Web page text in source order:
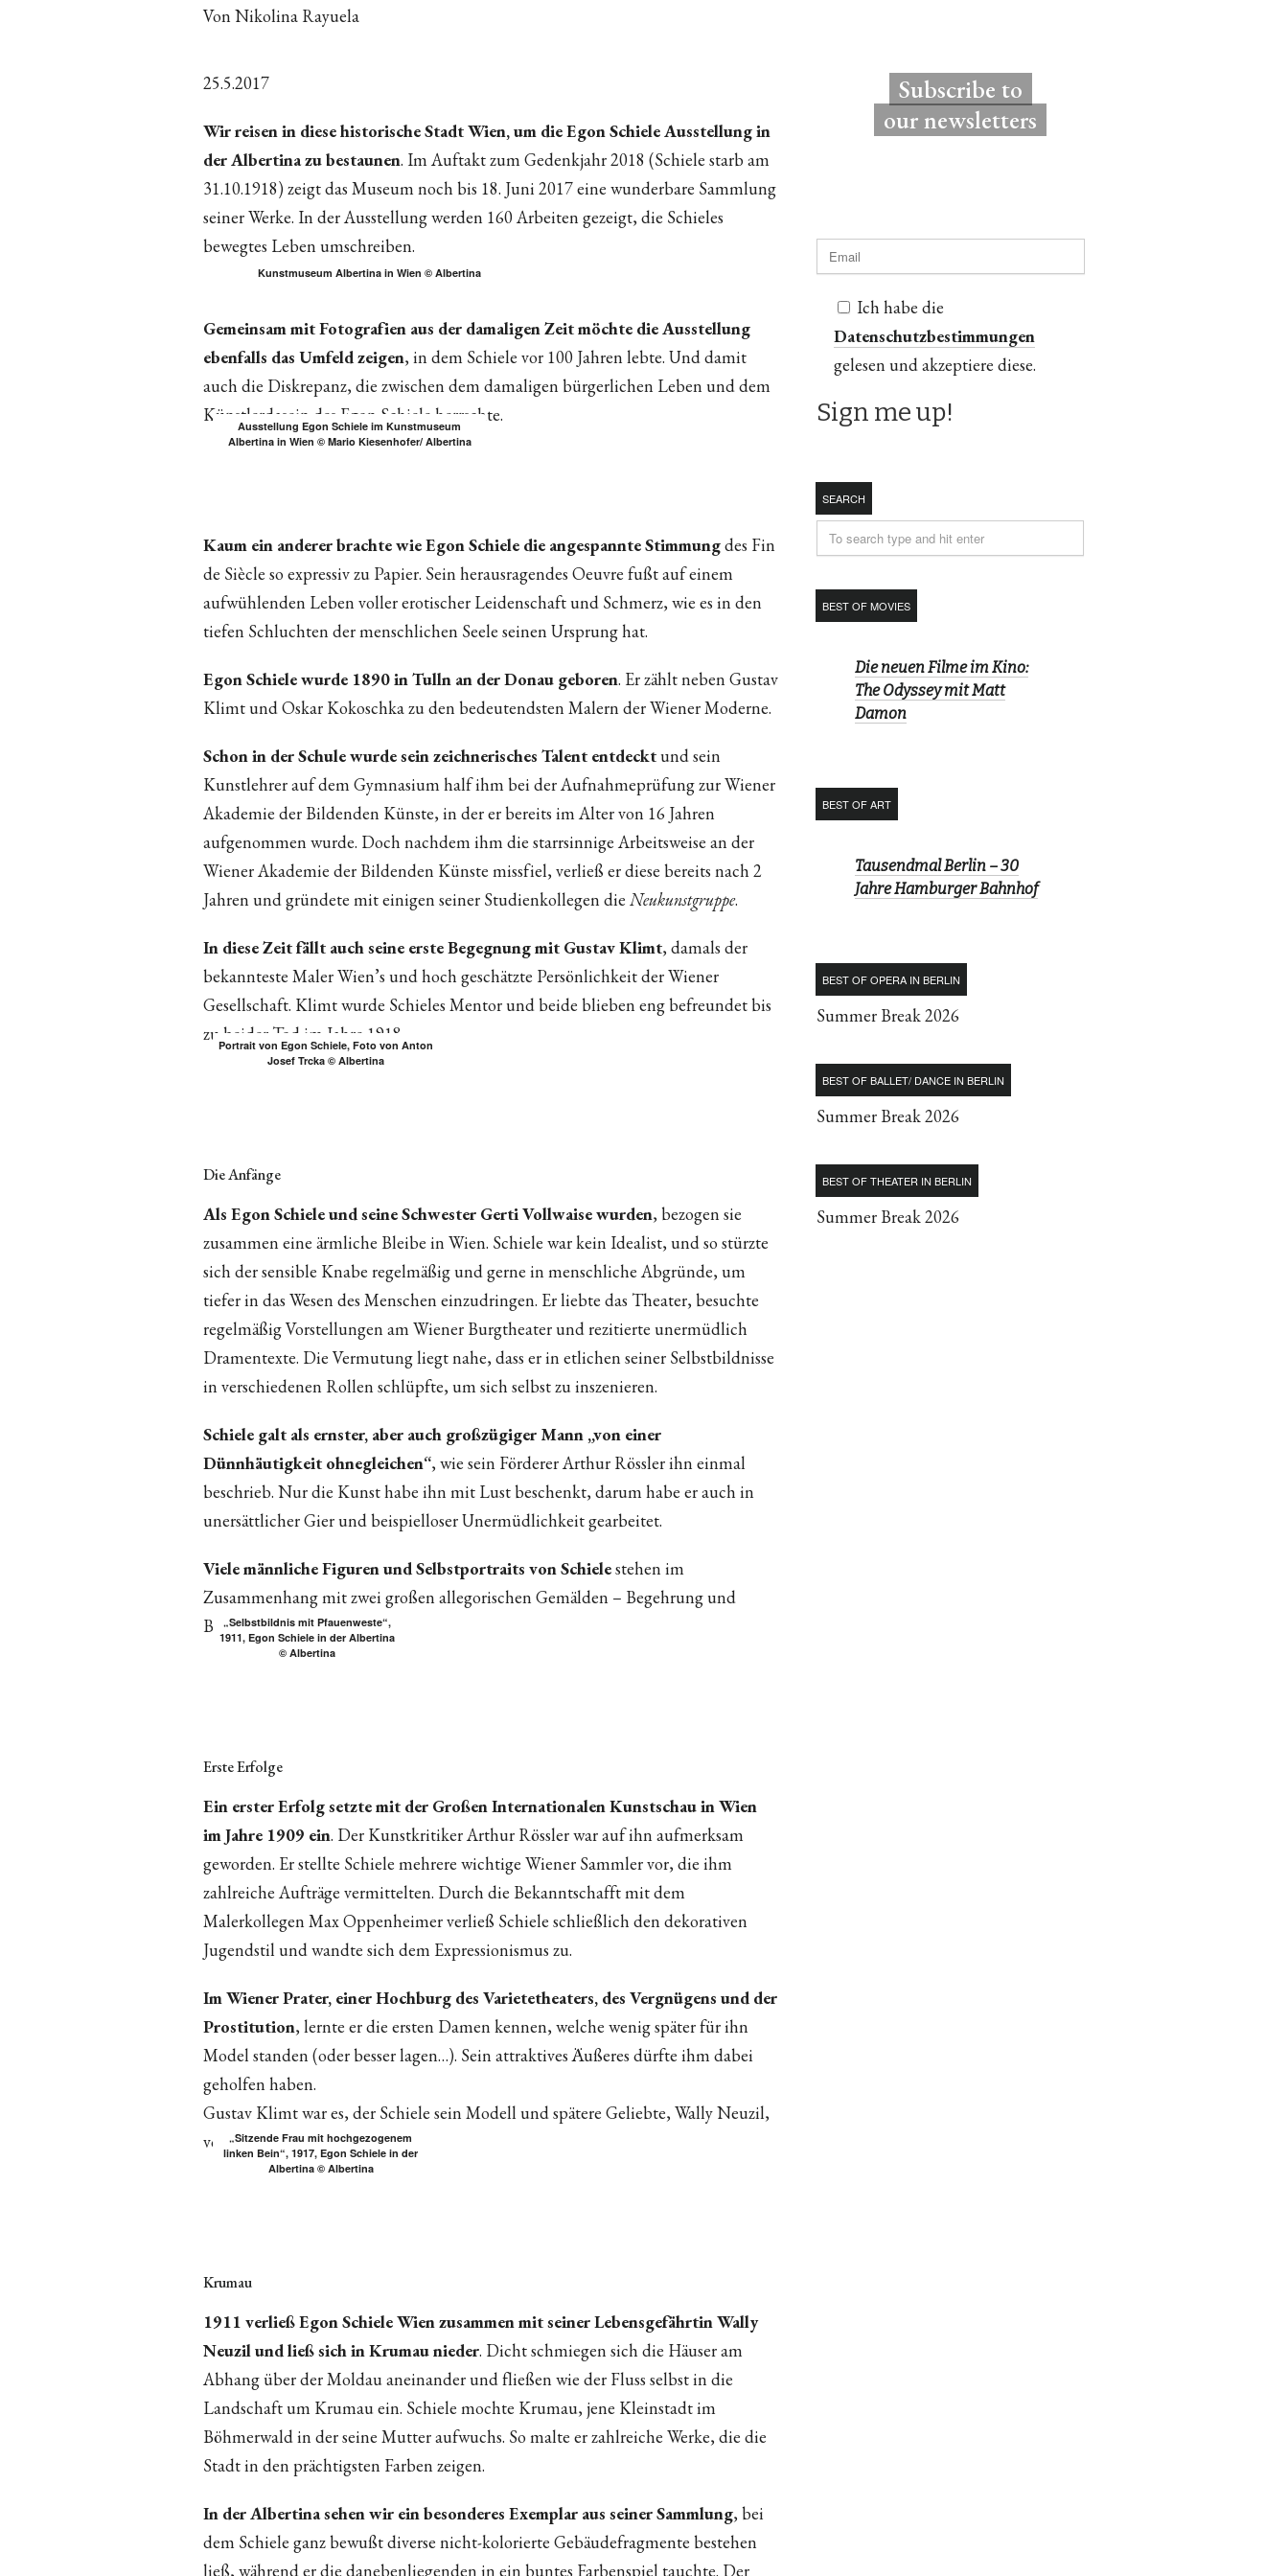
Von Nikolina Rayuela
25.5.2017
Wir reisen in diese historische Stadt Wien, um die Egon Schiele Ausstellung in
der Albertina zu bestaunen. Im Auftakt zum Gedenkjahr 2018 (Schiele starb am
31.10.1918) zeigt das Museum noch bis 18. Juni 2017 eine wunderbare Sammlung
seiner Werke. In der Ausstellung werden 160 Arbeiten gezeigt, die Schieles
bewegtes Leben umschreiben.
Kunstmuseum Albertina in Wien © Albertina
Gemeinsam mit Fotografien aus der damaligen Zeit möchte die Ausstellung
ebenfalls das Umfeld zeigen, in dem Schiele vor 100 Jahren lebte. Und damit
auch die Diskrepanz, die zwischen dem damaligen bürgerlichen Leben und dem
Künstlerdasein des Egon Schiele herrschte.
Ausstellung Egon Schiele im Kunstmuseum
Albertina in Wien © Mario Kiesenhofer/ Albertina
Kaum ein anderer brachte wie Egon Schiele die angespannte Stimmungdes Fin
de Siècle so expressiv zu Papier. Sein herausragendes Oeuvre fußt auf einem
aufwühlenden Leben voller erotischer Leidenschaft und Schmerz, wie es in den
tiefen Schluchten der menschlichen Seele seinen Ursprung hat.
Egon Schiele wurde 1890 in Tulln an der Donau geboren. Er zählt neben Gustav
Klimt und Oskar Kokoschka zu den bedeutendsten Malern der Wiener Moderne.
Schon in der Schule wurde sein zeichnerisches Talent entdecktund sein
Kunstlehrer auf dem Gymnasium half ihm bei der Aufnahmeprüfung zur Wiener
Akademie der Bildenden Künste, in der er bereits im Alter von 16 Jahren
aufgenommen wurde. Doch nachdem ihm die starrsinnige Arbeitsweise an der
Wiener Akademie der Bildenden Künste missfiel, verließ er diese bereits nach 2
Jahren und gründete mit einigen seiner Studienkollegen die Neukunstgruppe.
In diese Zeit fällt auch seine erste Begegnung mit Gustav Klimt, damals der
bekannteste Maler Wien’s und hoch geschätzte Persönlichkeit der Wiener
Gesellschaft. Klimt wurde Schieles Mentor und beide blieben eng befreundet bis
zu beider Tod im Jahre 1918.
Portrait von Egon Schiele, Foto von Anton
Josef Trcka © Albertina
Die Anfänge
Als Egon Schiele und seine Schwester Gerti Vollwaise wurden, bezogen sie
zusammen eine ärmliche Bleibe in Wien. Schiele war kein Idealist, und so stürzte
sich der sensible Knabe regelmäßig und gerne in menschliche Abgründe, um
tiefer in das Wesen des Menschen einzudringen. Er liebte das Theater, besuchte
regelmäßig Vorstellungen am Wiener Burgtheater und rezitierte unermüdlich
Dramentexte. Die Vermutung liegt nahe, dass er in etlichen seiner Selbstbildnisse
in verschiedenen Rollen schlüpfte, um sich selbst zu inszenieren.
Schiele galt als ernster, aber auch großzügiger Mann „von einer
Dünnhäutigkeit ohnegleichen“, wie sein Förderer Arthur Rössler ihn einmal
beschrieb. Nur die Kunst habe ihn mit Lust beschenkt, darum habe er auch in
unersättlicher Gier und beispielloser Unermüdlichkeit gearbeitet.
Viele männliche Figuren und Selbstportraits von Schielestehen im
Zusammenhang mit zwei großen allegorischen Gemälden – Begehrung und
Begegnung.
„Selbstbildnis mit Pfauenweste“,
1911, Egon Schiele in der Albertina
© Albertina
Erste Erfolge
Ein erster Erfolg setzte mit der Großen Internationalen Kunstschau in Wien
im Jahre 1909 ein. Der Kunstkritiker Arthur Rössler war auf ihn aufmerksam
geworden. Er stellte Schiele mehrere wichtige Wiener Sammler vor, die ihm
zahlreiche Aufträge vermittelten. Durch die Bekanntschafft mit dem
Malerkollegen Max Oppenheimer verließ Schiele schließlich den dekorativen
Jugendstil und wandte sich dem Expressionismus zu.
Im Wiener Prater, einer Hochburg des Varietetheaters, des Vergnügens und der
Prostitution, lernte er die ersten Damen kennen, welche wenig später für ihn
Model standen (oder besser lagen…). Sein attraktives Äußeres dürfte ihm dabei
geholfen haben.
Gustav Klimt war es, der Schiele sein Modell und spätere Geliebte, Wally Neuzil,
vorstellte.
„Sitzende Frau mit hochgezogenem
linken Bein“, 1917, Egon Schiele in der
Albertina © Albertina
Krumau
1911 verließ Egon Schiele Wien zusammen mit seiner Lebensgefährtin Wally
Neuzil und ließ sich in Krumau nieder. Dicht schmiegen sich die Häuser am
Abhang über der Moldau aneinander und fließen wie der Fluss selbst in die
Landschaft um Krumau ein. Schiele mochte Krumau, jene Kleinstadt im
Böhmerwald in der seine Mutter aufwuchs. So malte er zahlreiche Werke, die die
Stadt in den prächtigsten Farben zeigen.
In der Albertina sehen wir ein besonderes Exemplar aus seiner Sammlung, bei
dem Schiele ganz bewußt diverse nicht-kolorierte Gebäudefragmente bestehen
ließ, während er die danebenliegenden in ein buntes Farbenspiel tauchte. Der
Subscribe to
our newsletters
Ich habe die
Datenschutzbestimmungen
gelesen und akzeptiere diese.
SEARCH
BEST OF MOVIES
Die neuen Filme im Kino:
The Odyssey mit Matt
Damon
BEST OF ART
Tausendmal Berlin – 30
Jahre Hamburger Bahnhof
BEST OF OPERA IN BERLIN
Summer Break 2026
BEST OF BALLET/ DANCE IN BERLIN
Summer Break 2026
BEST OF THEATER IN BERLIN
Summer Break 2026